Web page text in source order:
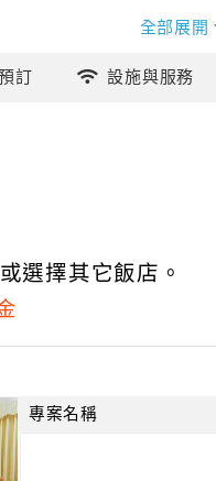
全部展開
訂 設施與服務
選擇其它飯店。
專案名稱